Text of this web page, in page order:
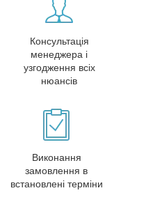
Консультація
менеджера і
узгодження всіх
нюансів
Виконання
замовлення в
встановлені терміни